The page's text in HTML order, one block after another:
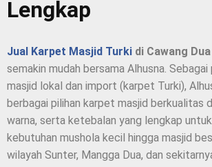
Lengkap
Jual Karpet Masjid Turki di Cawang
semakin mudah bersama Alhusna.
masjid lokal dan import (karpet Turki),
berbagai pilihan karpet masjid berkualitas
warna, serta ketebalan yang lengkap
kebutuhan mushola kecil hingga masjid
wilayah Sunter, Mangga Dua, dan